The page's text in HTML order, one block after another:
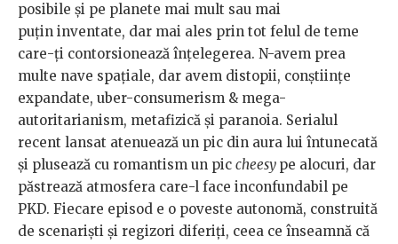
posibile și pe planete mai mult sau mai
puțin inventate, dar mai ales prin tot felul de teme
care-ți contorsionează înțelegerea. N-avem prea
multe nave spațiale, dar avem distopii, conștiințe
expandate, uber-consumerism & mega-
autoritarianism, metafizică și paranoia. Serialul
recent lansat atenuează un pic din aura lui întunecată
și plusează cu romantism un pic cheesy pe alocuri, dar
păstrează atmosfera care-l face inconfundabil pe
PKD. Fiecare episod e o poveste autonomă, construită
de scenariști și regizori diferiți, ceea ce înseamnă că